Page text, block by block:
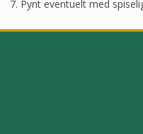
Pynt eventuelt med